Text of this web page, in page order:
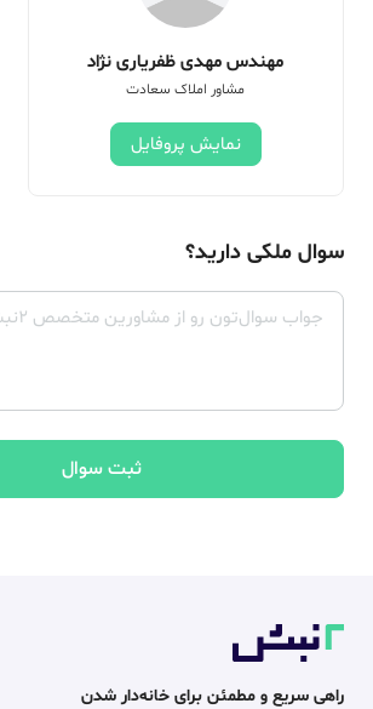
مهندس مهدی ظفریاری نژاد
مشاور املاک سعادت
نمایش پروفایل
سوال ملکی دارید؟
ثبت سوال
راهی سریع و مطمئن برای خانه‌دار شدن